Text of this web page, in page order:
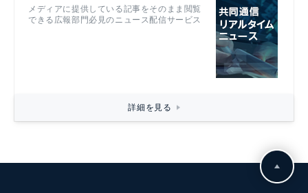
メディアに提供している記事をそのまま閲覧
できる広報部門必見のニュース配信サービス
詳細を見る